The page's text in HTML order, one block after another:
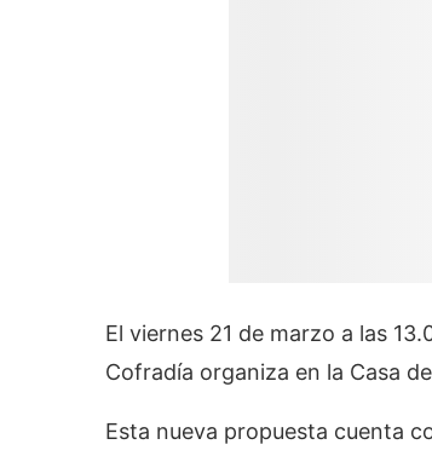
El viernes 21 de marzo a las
Cofradía organiza en la Casa
Esta nueva propuesta cuenta